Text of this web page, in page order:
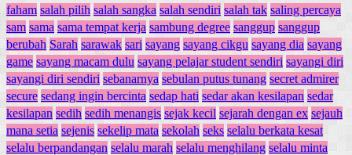
faham salah pilih salah sangka salah sendiri salah tak saling percaya
sam sama sama tempat kerja sambung degree sanggup sanggup
berubah Sarah sarawak sari sayang sayang cikgu sayang dia sayang
game sayang macam dulu sayang pelajar student sendiri sayangi diri
sayangi diri sendiri sebanarnya sebulan putus tunang secret admirer
secure sedang ingin bercinta sedap hati sedar akan kesilapan sedar
kesilapan sedih sedih menangis sejak kecil sejarah dengan ex sejauh
mana setia sejenis sekelip mata sekolah seks selalu berkata kesat
selalu berpandangan selalu marah selalu menghilang selalu minta